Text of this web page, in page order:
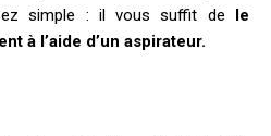
simple : il vous suffit de le
à l’aide d’un aspirateur.